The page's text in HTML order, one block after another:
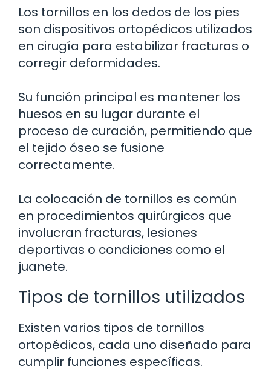
Los tornillos en los dedos de los pies
son dispositivos ortopédicos utilizados
en cirugía para estabilizar fracturas o
corregir deformidades.
Su función principal es mantener los
huesos en su lugar durante el
proceso de curación, permitiendo que
el tejido óseo se fusione
correctamente.
La colocación de tornillos es común
en procedimientos quirúrgicos que
involucran fracturas, lesiones
deportivas o condiciones como el
juanete.
Tipos de tornillos utilizados
Existen varios tipos de tornillos
ortopédicos, cada uno diseñado para
cumplir funciones específicas.